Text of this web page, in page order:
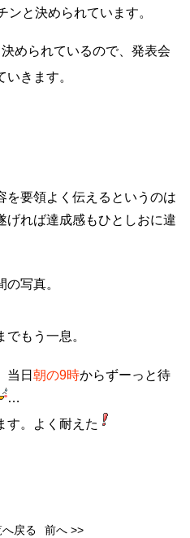
ンと決められています。
められているので、発表会
きます。
を要領よく伝えるというのは
げれば達成感もひとしおに違
写真。
もう一息。
当日 朝の9時からずーっと待
…
す。よく耐えた
戻る 前へ >>